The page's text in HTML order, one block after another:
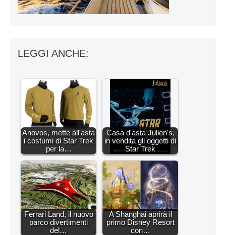
LEGGI ANCHE:
Anovos, mette all'asta
i costumi di Star Trek
per la…
Casa d'asta Julien's,
in vendita gli oggetti di
Star Trek
Ferrari Land, il nuovo
parco divertimenti
del…
A Shanghai aprirà il
primo Disney Resort
con…